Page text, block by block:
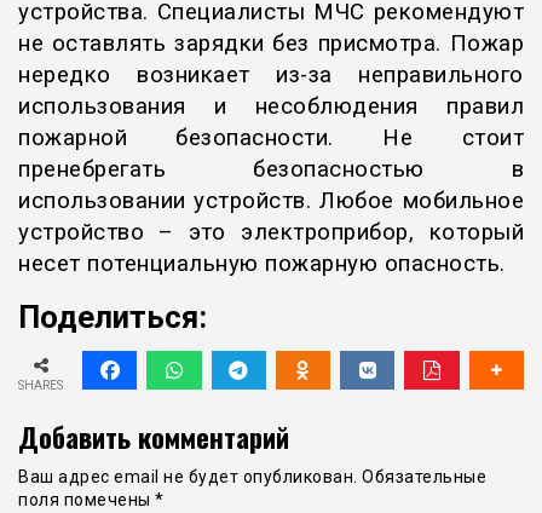
устройства. Специалисты МЧС рекомендуют
не оставлять зарядки без присмотра. Пожар
нередко возникает из-за неправильного
использования и несоблюдения правил
пожарной безопасности. Не стоит
пренебрегать безопасностью в
использовании устройств. Любое мобильное
устройство – это электроприбор, который
несет потенциальную пожарную опасность.
Поделиться:
SHARES
Добавить комментарий
Ваш адрес email не будет опубликован. Обязательные
поля помечены *